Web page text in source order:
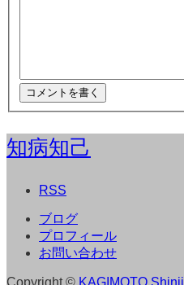
知病知己
RSS
ブログ
プロフィール
お問い合わせ